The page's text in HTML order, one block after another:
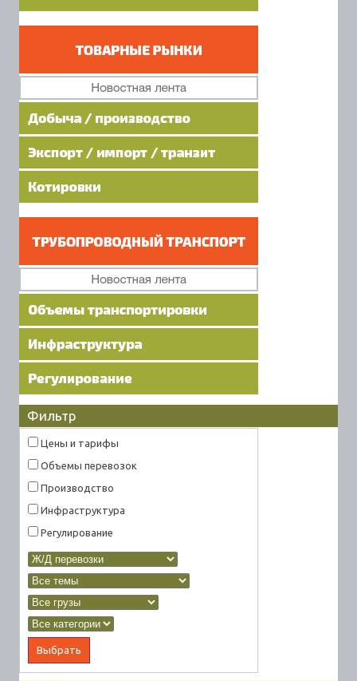
Фильтр
Цены и тарифы
Объемы перевозок
Производство
Инфраструктура
Регулирование